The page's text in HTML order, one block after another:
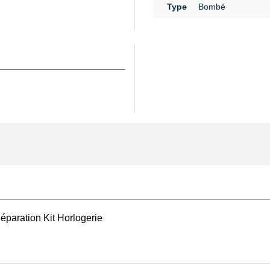
bombé, qui impose
pour une
les interventions
doubleest
afin d’inspecter
Type Bombé
Kit Horlogerie